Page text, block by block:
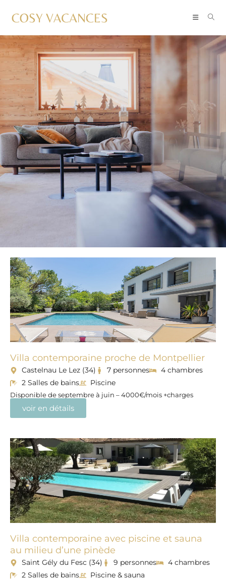
Villa contemporaine proche de Montpellier
Castelnau Le Lez (34) 7 personnes
4 chambres
2 Salles de bains
Piscine
Disponible de septembre à juin – 4000€/mois +charges
voir en détails
Villa contemporaine avec piscine et sauna
au milieu d’une pinède
Saint Gély du Fesc (34) 9 personnes
4 chambres
2 Salles de bains
Piscine & sauna